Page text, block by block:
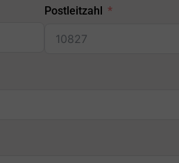
Postleitzahl